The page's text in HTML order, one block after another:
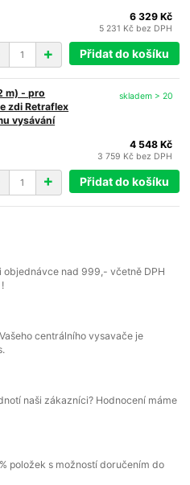
6 329 Kč
5 231 Kč bez DPH
Přidat do košíku
m) - pro
zdi Retraflex
vysávání
4 548 Kč
3 759 Kč bez DPH
skladem > 20
Přidat do košíku
objednávce nad 999,- včetně DPH
centrálního vysavače je
naši zákazníci? Hodnocení máme
položek s možností doručením do